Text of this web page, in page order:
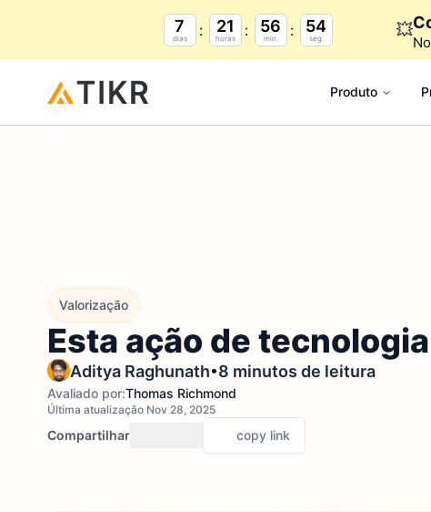
7
dias
21
horas
56
min.
53
seg. 💥
Produto
Valorização
Esta ação de
Aditya Raghunath•8 minutos de leitura
Avaliado por:Thomas Richmond
Última atualização Nov 28, 2025
Compartilhar copy link